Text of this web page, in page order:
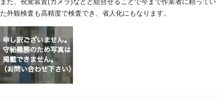
た外観検査も高精度で検査でき、省人化にもなります。